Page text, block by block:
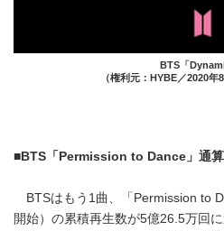
BTS「
（権利元：HYBE／2020年
■BTS「Permission to Dance」通
BTSはもう1曲、「Permission to
開始）の累積再生数が5億26.5万回